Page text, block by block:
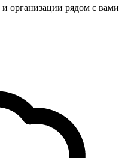
организации рядом с вами